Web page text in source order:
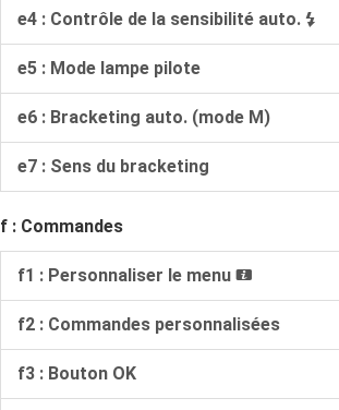
e4 : Contrôle de la sensibilité auto. c
e5 : Mode lampe pilote
e6 : Bracketing auto. (mode M)
e7 : Sens du bracketing
f : Commandes
f1 : Personnaliser le menu i
f2 : Commandes personnalisées
f3 : Bouton OK